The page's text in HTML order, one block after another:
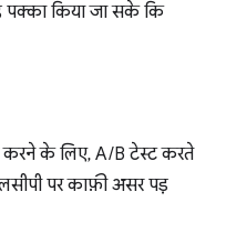
पक्का किया जा सके कि
करने के लिए, A/B टेस्ट करते
पर काफ़ी असर पड़